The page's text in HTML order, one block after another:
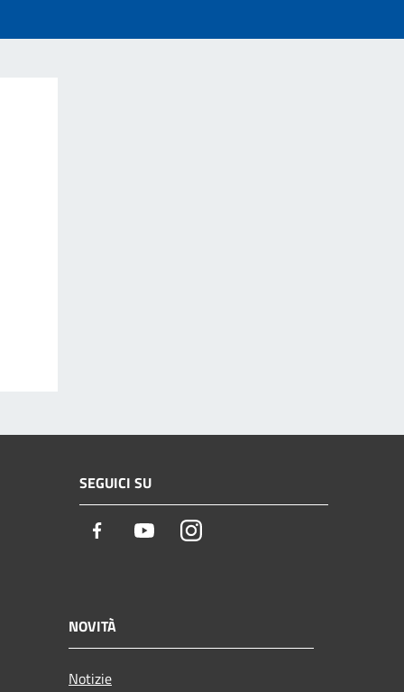
SEGUICI SU
Facebook YoutubeInstagram
NOVITÀ
Notizie